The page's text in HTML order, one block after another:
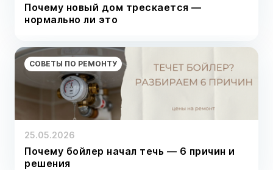
Почему новый дом трескается —
нормально ли это
СОВЕТЫ ПО РЕМОНТУ
25.05.2026
Почему бойлер начал течь — 6 причин и
решения